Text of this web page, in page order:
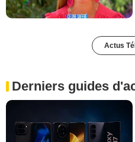
Actus
Derniers guides